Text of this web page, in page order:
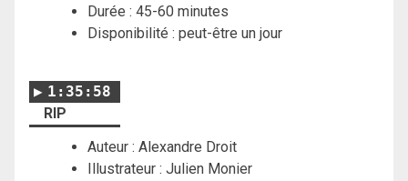
Durée : 45-60 minutes
Disponibilité : peut-être un jour
1:35:58
RIP
Auteur : Alexandre Droit
Illustrateur : Julien Monier